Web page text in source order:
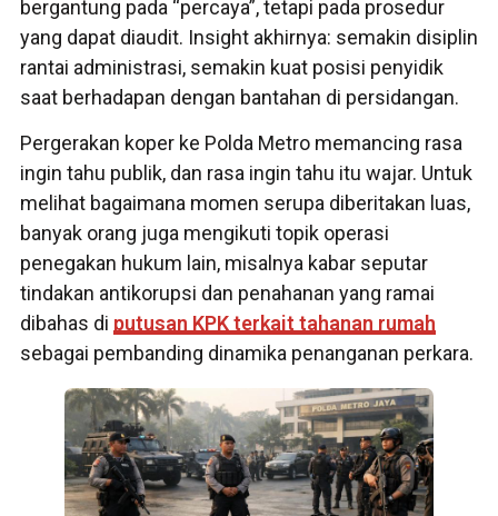
bergantung pada “percaya”, tetapi pada prosedur
yang dapat diaudit. Insight akhirnya: semakin disiplin
rantai administrasi, semakin kuat posisi penyidik
saat berhadapan dengan bantahan di persidangan.
Pergerakan koper ke Polda Metro memancing rasa
ingin tahu publik, dan rasa ingin tahu itu wajar. Untuk
melihat bagaimana momen serupa diberitakan luas,
banyak orang juga mengikuti topik operasi
penegakan hukum lain, misalnya kabar seputar
tindakan antikorupsi dan penahanan yang ramai
dibahas di putusan KPK terkait tahanan rumah
sebagai pembanding dinamika penanganan perkara.